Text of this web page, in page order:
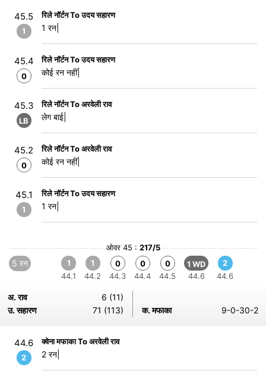
45.5
1
रिले नॉर्टन To उदय सहारण
1 रन|
45.4
0
रिले नॉर्टन To उदय सहारण
कोई रन नहीं|
45.3
LB
रिले नॉर्टन To अरवेली राव
लेग बाई|
45.2
0
रिले नॉर्टन To अरवेली राव
कोई रन नहीं|
45.1
1
रिले नॉर्टन To उदय सहारण
1 रन|
ओवर 45 : 217/5
5 रन
1
44.1
1
44.2
0
44.3
0
44.4
0
44.5
1 WD
44.6
2
44.6
अ. राव
6 (11)
उ. सहारण
71 (113) क. मफाका 9-0-30-2
44.6
2
क्वेना मफाका To अरवेली राव
2 रन|